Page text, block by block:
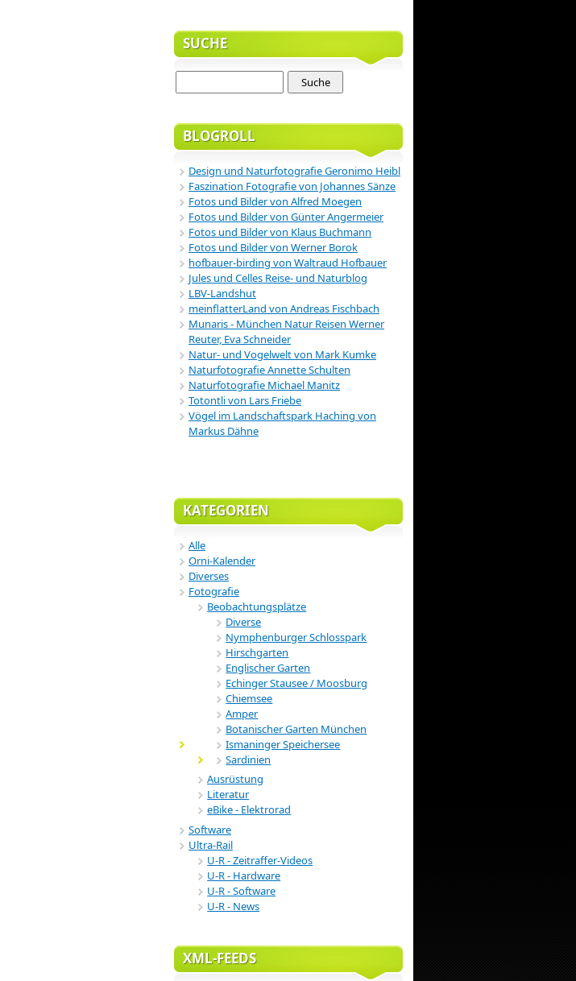
SUCHE
BLOGROLL
Design und Naturfotografie Geronimo Heibl
Faszination Fotografie von Johannes Sänze
Fotos und Bilder von Alfred Moegen
Fotos und Bilder von Günter Angermeier
Fotos und Bilder von Klaus Buchmann
Fotos und Bilder von Werner Borok
hofbauer-birding von Waltraud Hofbauer
Jules und Celles Reise- und Naturblog
LBV-Landshut
meinflatterLand von Andreas Fischbach
Munaris - München Natur Reisen Werner
Reuter, Eva Schneider
Natur- und Vogelwelt von Mark Kumke
Naturfotografie Annette Schulten
Naturfotografie Michael Manitz
Totontli von Lars Friebe
Vögel im Landschaftspark Haching von
Markus Dähne
KATEGORIEN
Alle
Orni-Kalender
Diverses
Fotografie
Beobachtungsplätze
Diverse
Nymphenburger Schlosspark
Hirschgarten
Englischer Garten
Echinger Stausee / Moosburg
Chiemsee
Amper
Botanischer Garten München
Ismaninger Speichersee
Sardinien
Ausrüstung
Literatur
eBike - Elektrorad
Software
Ultra-Rail
U-R - Zeitraffer-Videos
U-R - Hardware
U-R - Software
U-R - News
XML-FEEDS